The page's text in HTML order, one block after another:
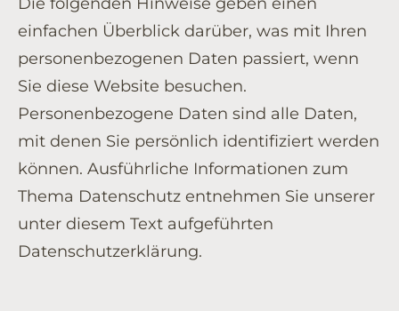
einfachen Überblick darüber, was mit Ihren
personenbezogenen Daten passiert, wenn
Sie diese Website besuchen.
Personenbezogene Daten sind alle Daten,
mit denen Sie persönlich identifiziert werden
können. Ausführliche Informationen zum
Thema Datenschutz entnehmen Sie unserer
unter diesem Text aufgeführten
Datenschutzerklärung.